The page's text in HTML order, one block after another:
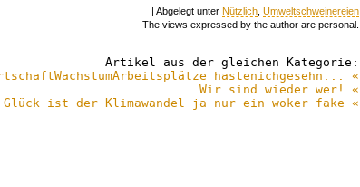
| Abgelegt unter Nützlich Umweltschweinereien
The views expressed by the author are personal.
Artikel aus der gleichen Kategorie:
hastenichgesehn... «
Wir sind wieder wer! «
Glück ist der Klimawandel ja nur ein woker fake «